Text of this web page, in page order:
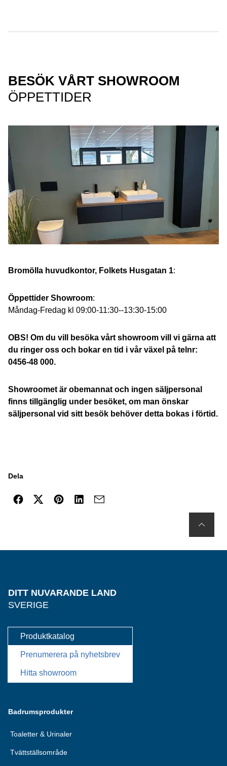
BESÖK VÅRT SHOWROOM
ÖPPETTIDER
Bromölla huvudkontor, Folkets Husgatan 1:
Öppettider Showroom:
Måndag-Fredag kl 09:00-11:30--13:30-15:00
OBS! Om du vill besöka vårt showroom vill vi gärna att
du ringer oss och bokar en tid i vår växel på telnr:
0456-48 000.
Showroomet är obemannat och ingen säljpersonal
finns tillgänglig under besöket, om man önskar
säljpersonal vid sitt besök behöver detta bokas i förtid.
Dela
DITT NUVARANDE LAND
SVERIGE
Produktkatalog
Prenumerera på nyhetsbrev
Hitta showroom
Badrumsprodukter
Toaletter & Urinaler
Tvättställsområde